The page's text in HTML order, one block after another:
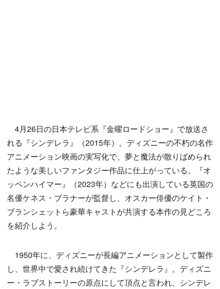
4月26日の日本テレビ系『金曜ロードショー』で放送さ
れる『シンデレラ』（2015年）。ディズニーの不朽の名作
アニメーション映画の実写化で、夢と魔法が散りばめられ
たような美しいファンタジー作品に仕上がっている。『オ
ッペンハイマー』（2023年）などにも出演している英国の
名優ケネス・ブラナーが監督し、オスカー俳優のケイト・
ブランシェットら豪華キャストが共演する本作の見どころ
を紹介しよう。
1950年に、ディズニーが長編アニメーションとして製作
し、世界中で愛され続けてきた『シンデレラ』。ディズニ
ー・ラブストーリーの原点にして頂点と言われ、シンデレ